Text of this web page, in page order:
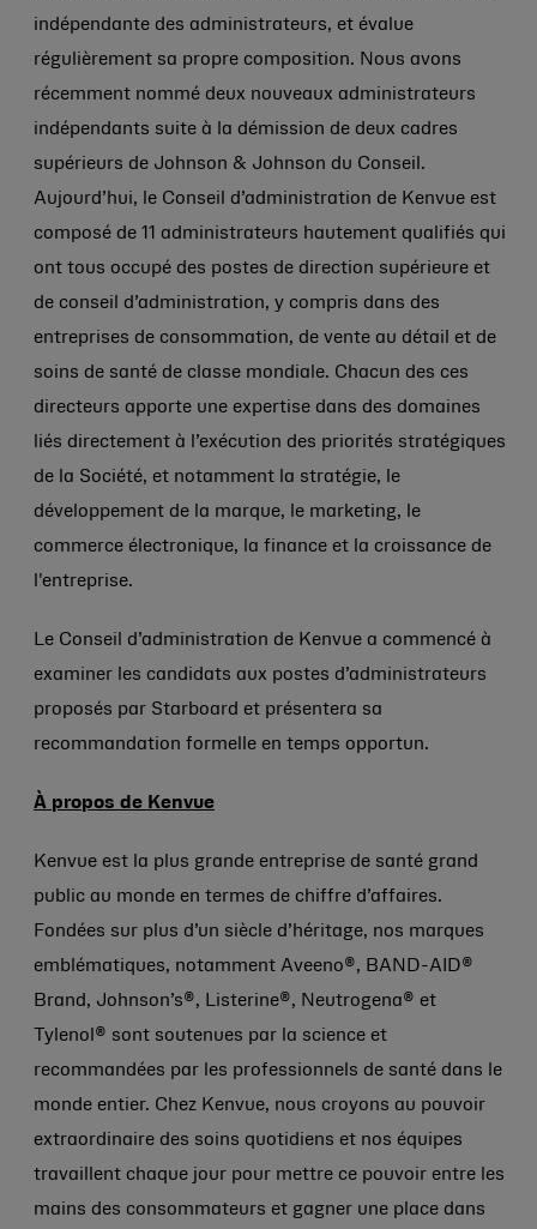
indépendante des administrateurs, et évalue
régulièrement sa propre composition. Nous avons
récemment nommé deux nouveaux administrateurs
indépendants suite à la démission de deux cadres
supérieurs de Johnson & Johnson du Conseil.
Aujourd’hui, le Conseil d’administration de Kenvue est
composé de 11 administrateurs hautement qualifiés qui
ont tous occupé des postes de direction supérieure et
de conseil d’administration, y compris dans des
entreprises de consommation, de vente au détail et de
soins de santé de classe mondiale. Chacun des ces
directeurs apporte une expertise dans des domaines
liés directement à l’exécution des priorités stratégiques
de la Société, et notamment la stratégie, le
développement de la marque, le marketing, le
commerce électronique, la finance et la croissance de
l'entreprise.
Le Conseil d’administration de Kenvue a commencé à
examiner les candidats aux postes d’administrateurs
proposés par Starboard et présentera sa
recommandation formelle en temps opportun.
À propos de Kenvue
Kenvue est la plus grande entreprise de santé grand
public au monde en termes de chiffre d’affaires.
Fondées sur plus d’un siècle d’héritage, nos marques
emblématiques, notamment Aveeno®, BAND-AID®
Brand, Johnson’s®, Listerine®, Neutrogena® et
Tylenol® sont soutenues par la science et
recommandées par les professionnels de santé dans le
monde entier. Chez Kenvue, nous croyons au pouvoir
extraordinaire des soins quotidiens et nos équipes
travaillent chaque jour pour mettre ce pouvoir entre les
mains des consommateurs et gagner une place dans